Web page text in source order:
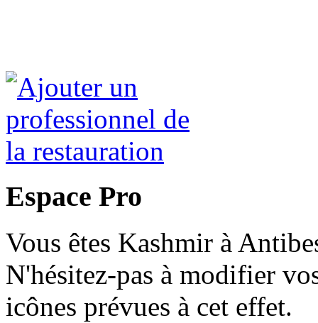
Espace Pro
Vous êtes Kashmir à
N'hésitez-pas à modifier
icônes prévues à cet effet.